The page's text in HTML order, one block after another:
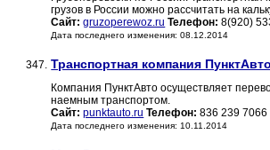
грузов в России можно рассчитать на
Сайт: gruzoperewoz.ru Телефон: 8(920)
Дата последнего изменения: 08.12.2014
347. Транспортная компания
Компания ПунктАвто осуществляет
наемным транспортом.
Сайт: punktauto.ru Телефон: 836 239 7066
Дата последнего изменения: 10.11.2014